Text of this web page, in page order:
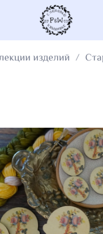
изделий